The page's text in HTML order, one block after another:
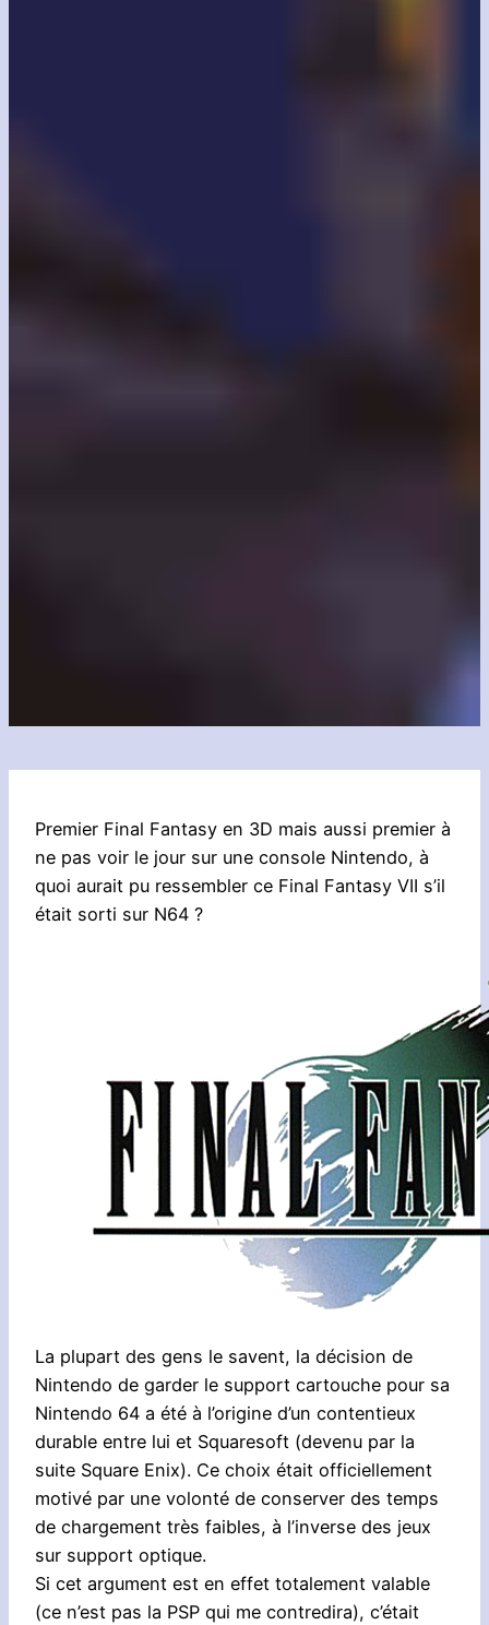
Premier Final Fantasy en 3D mais aussi premier à
ne pas voir le jour sur une console Nintendo, à
quoi aurait pu ressembler ce Final Fantasy VII s’il
était sorti sur N64 ?
La plupart des gens le savent, la décision de
Nintendo de garder le support cartouche pour sa
Nintendo 64 a été à l’origine d’un contentieux
durable entre lui et Squaresoft (devenu par la
suite Square Enix). Ce choix était officiellement
motivé par une volonté de conserver des temps
de chargement très faibles, à l’inverse des jeux
sur support optique.
Si cet argument est en effet totalement valable
(ce n’est pas la PSP qui me contredira), c’était